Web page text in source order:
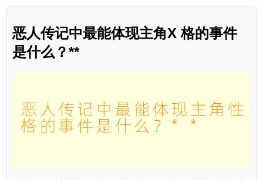
恶人传记中最能体现主角X 格的事件
是什么？**